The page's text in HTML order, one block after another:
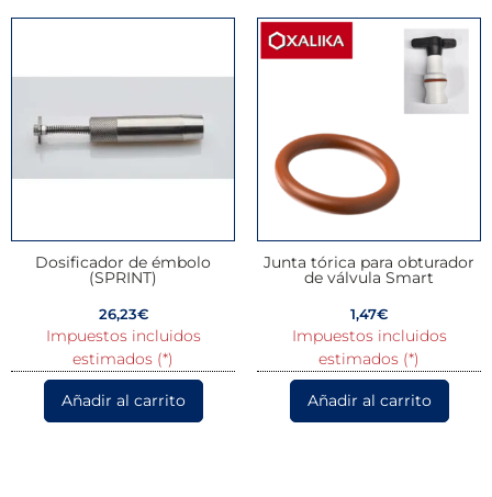
Dosificador de émbolo
(SPRINT)
26,23€
Impuestos incluidos
estimados (*)
Añadir al carrito
Junta tórica para obturador
de válvula Smart
1,47€
Impuestos incluidos
estimados (*)
Añadir al carrito